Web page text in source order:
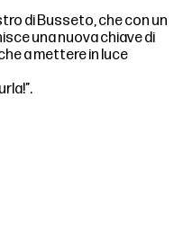
di Busseto, che con un
una nuova chiave di
a mettere in luce